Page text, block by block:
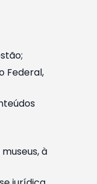
Federal,
à